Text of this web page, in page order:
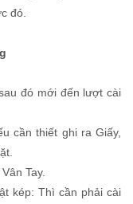
đó.
đó mới đến lượt cài
cần thiết ghi ra Giấy,
Tay.
kép: Thì cần phải cài